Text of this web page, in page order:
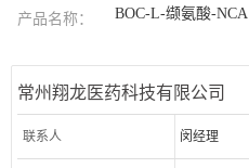
产品名称： BOC-L-缬氨酸-NCA
常州翔龙医药科技有限公司
联系人 闵经理